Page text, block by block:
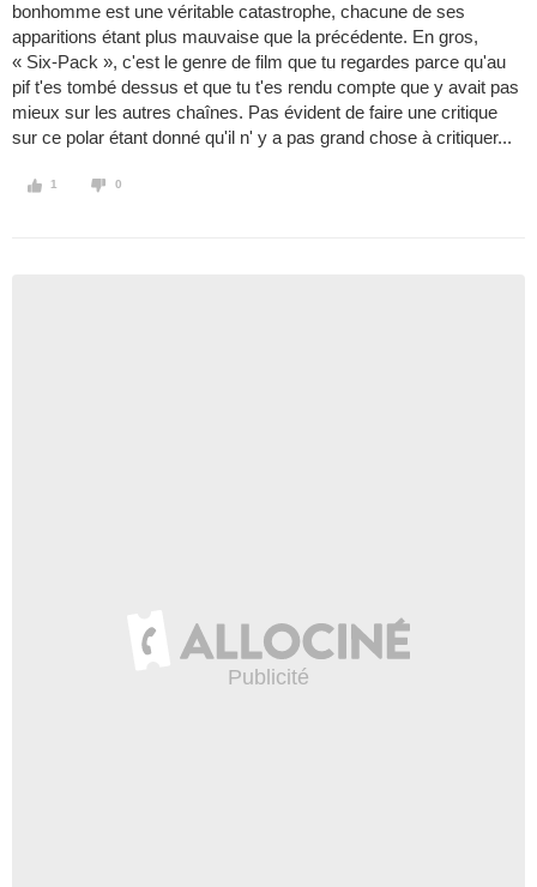
bonhomme est une véritable catastrophe, chacune de ses
apparitions étant plus mauvaise que la précédente. En gros,
« Six-Pack », c'est le genre de film que tu regardes parce qu'au
pif t'es tombé dessus et que tu t'es rendu compte que y avait pas
mieux sur les autres chaînes. Pas évident de faire une critique
sur ce polar étant donné qu'il n' y a pas grand chose à critiquer...
1 0